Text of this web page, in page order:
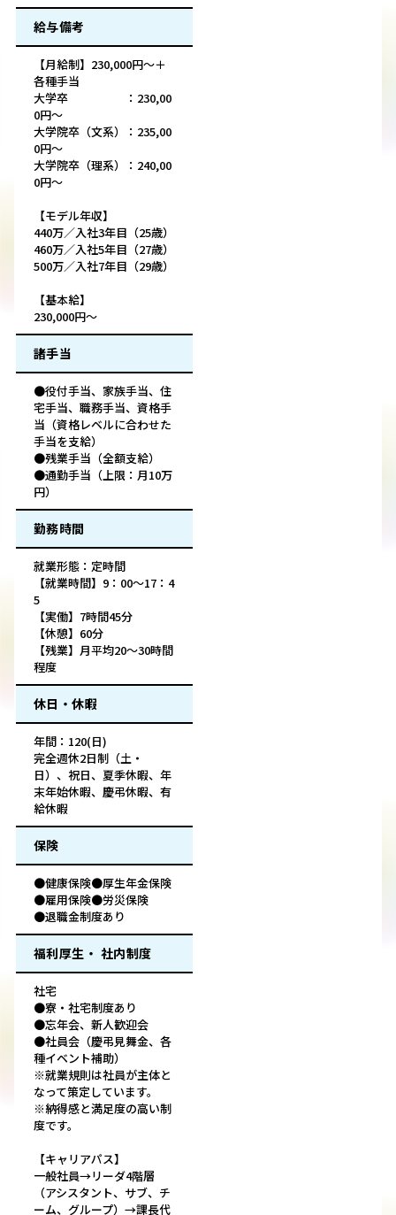
給与備考
【月給制】230,000円～＋
各種手当
大学卒 ：230,00
0円～
大学院卒（文系）：235,00
0円～
大学院卒（理系）：240,00
0円～
【モデル年収】
440万／入社3年目（25歳）
460万／入社5年目（27歳）
500万／入社7年目（29歳）
【基本給】
230,000円～
諸手当
●役付手当、家族手当、住
宅手当、職務手当、資格手
当（資格レベルに合わせた
手当を支給）
●残業手当（全額支給）
●通勤手当（上限：月10万
円）
勤務時間
就業形態：定時間
【就業時間】9：00〜17：4
5
【実働】7時間45分
【休憩】60分
【残業】月平均20～30時間
程度
休日・休暇
年間：120(日)
完全週休2日制（土・
日）、祝日、夏季休暇、年
末年始休暇、慶弔休暇、有
給休暇
保険
●健康保険●厚生年金保険
●雇用保険●労災保険
●退職金制度あり
福利厚生・ 社内制度
社宅
●寮・社宅制度あり
●忘年会、新人歓迎会
●社員会（慶弔見舞金、各
種イベント補助）
※就業規則は社員が主体と
なって策定しています。
※納得感と満足度の高い制
度です。
【キャリアパス】
一般社員→リーダ4階層
（アシスタント、サブ、チ
ーム、グループ）→課長代